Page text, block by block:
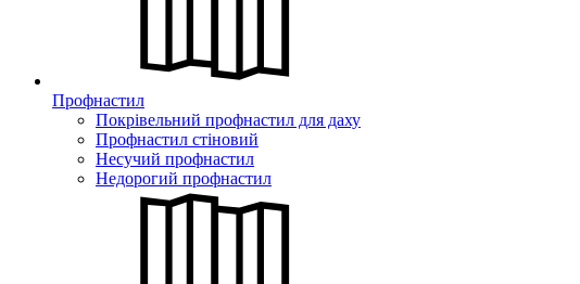
Профнастил
Покрівельний профнастил для даху
Профнастил стіновий
Несучий профнастил
Недорогий профнастил